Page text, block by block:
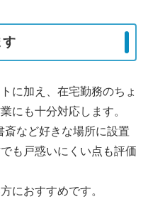
す
に加え、在宅勤務のちょ
にも十分対応します。
など好きな場所に設置
も戸惑いにくい点も評価
におすすめです。